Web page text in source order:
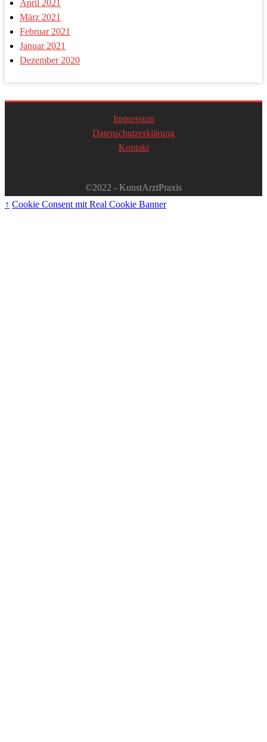
April 2021
März 2021
Februar 2021
Januar 2021
Dezember 2020
Impressum
Datenschutzerklärung
Kontakt
©2022 - KunstArztPraxis
↑ Cookie Consent mit Real Cookie Banner